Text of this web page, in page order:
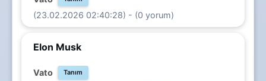
(23.02.2026 02:40:28) - (0 yorum)
Elon Musk
Vato Tanım